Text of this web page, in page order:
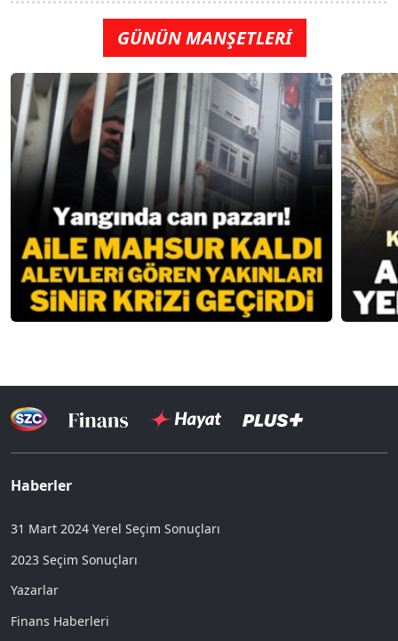
GÜNÜN MANŞETLERİ
Haberler
31 Mart 2024 Yerel Seçim Sonuçları
2023 Seçim Sonuçları
Yazarlar
Finans Haberleri